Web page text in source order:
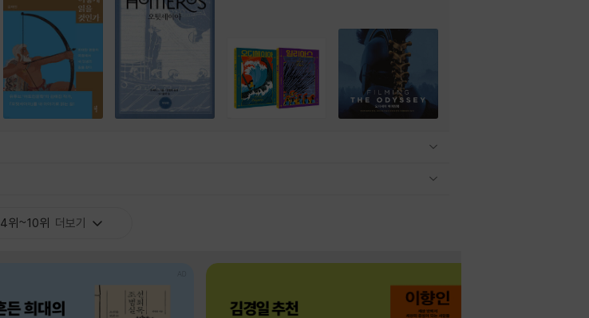
4위~10위 더보기